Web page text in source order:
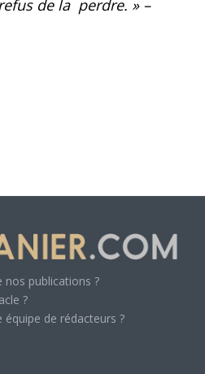
de la perdre. » –
nos publications ?
?
équipe de rédacteurs ?